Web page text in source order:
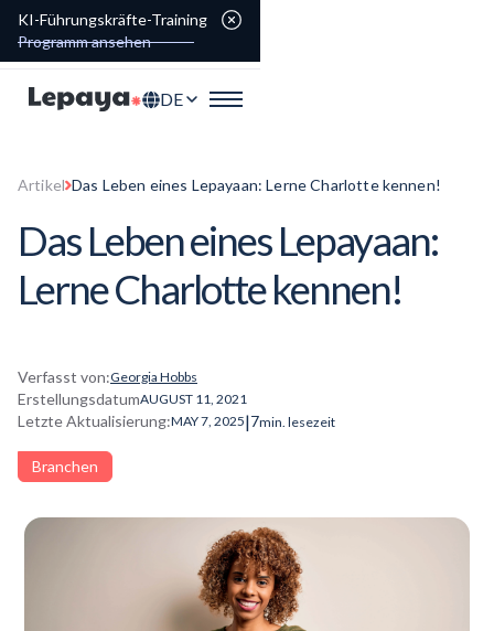
KI-Führungskräfte-Training
Programm ansehen
DE
Artikel Das Leben eines Lepayaan: Lerne Charlotte kennen!
Das Leben eines Lepayaan:
Lerne Charlotte kennen!
Verfasst von:Georgia Hobbs
ErstellungsdatumAUGUST 11, 2021
Letzte Aktualisierung:MAY 7, 2025|7min. lesezeit
Branchen